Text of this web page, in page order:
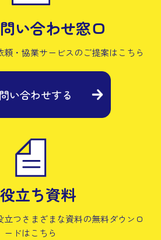
い合わせ窓口
頼・協業サービスのご提案はこちら
い合わせする
立ち資料
立つさまざまな資料の無料ダウンロ
ードはこちら